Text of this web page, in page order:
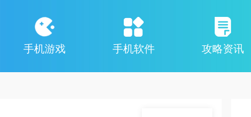
手机游戏 手机软件 攻略资讯